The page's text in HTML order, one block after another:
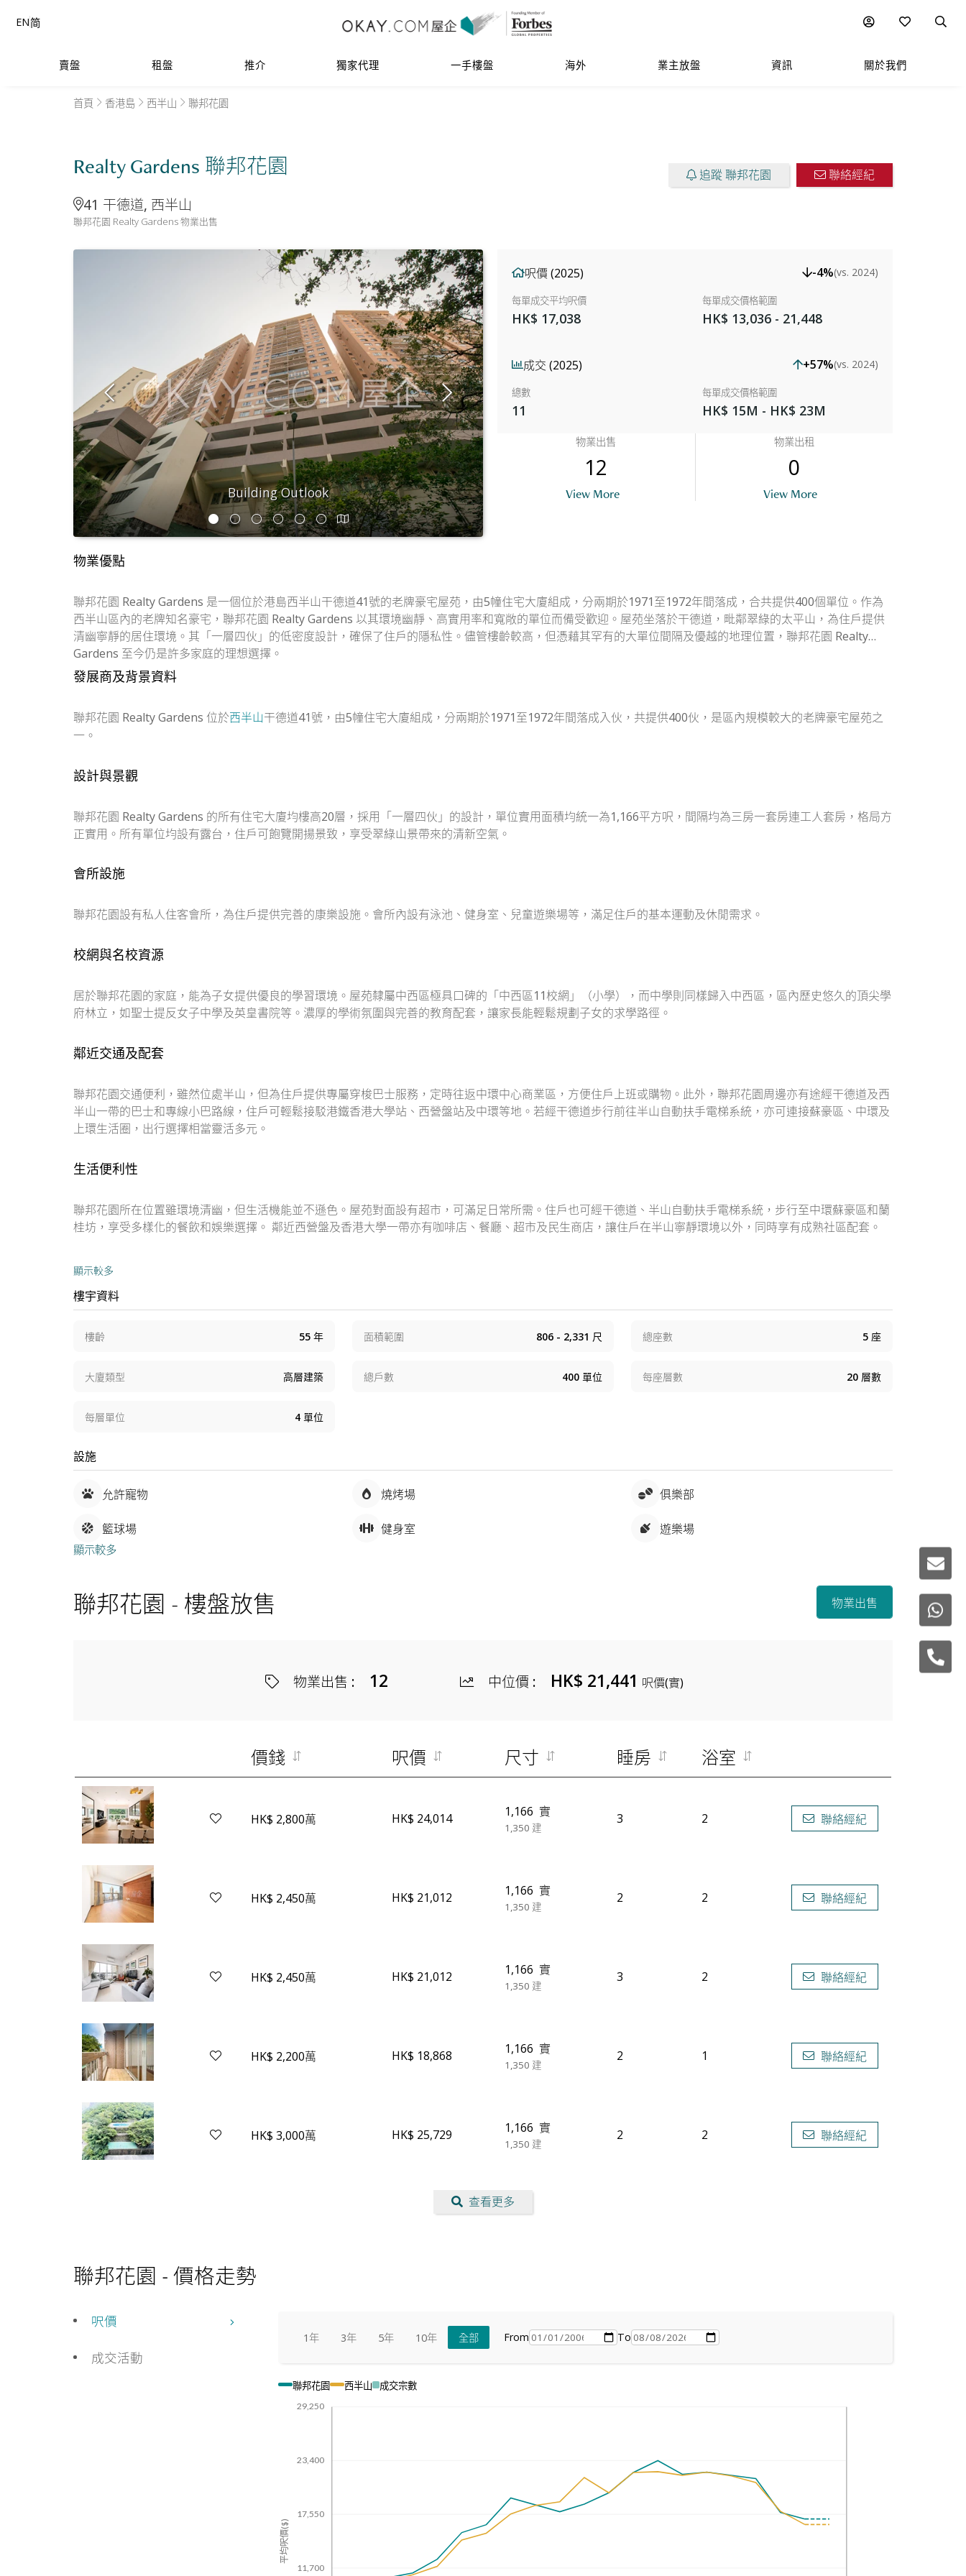
賣盤 租盤 推介 獨家代理 一手樓盤 海外 業主放盤 資訊 關於我們
EN简 附近熱門項目
首頁 香港島 西半山 聯邦花園
Realty Gardens 聯邦花園
41 干德道, 西半山
追蹤 聯邦花園 聯絡經紀
聯邦花園 Realty Gardens 物業出售
Building Outlook
呎價 (2025) -4%(vs. 2024)
每單成交平均呎價
HK$ 17,038
每單成交價格範圍
HK$ 13,036 - 21,448
成交 (2025) +57%(vs. 2024)
總數
11
每單成交價格範圍
HK$ 15M - HK$ 23M
物業出售
12
View More
物業出租
0
View More
物業優點
聯邦花園 Realty Gardens 是一個位於港島西半山干德道41號的老牌豪宅屋苑，由5幢住宅大廈組成，分兩期於1971至1972年間落成，合共提供400個單位。作為
西半山區內的老牌知名豪宅，聯邦花園 Realty Gardens 以其環境幽靜、高實用率和寬敞的單位而備受歡迎。屋苑坐落於干德道，毗鄰翠綠的太平山，為住戶提供
清幽寧靜的居住環境。其「一層四伙」的低密度設計，確保了住戶的隱私性。儘管樓齡較高，但憑藉其罕有的大單位間隔及優越的地理位置，聯邦花園 Realty
Gardens 至今仍是許多家庭的理想選擇。
發展商及背景資料
聯邦花園 Realty Gardens 位於西半山干德道41號，由5幢住宅大廈組成，分兩期於1971至1972年間落成入伙，共提供400伙，是區內規模較大的老牌豪宅屋苑之
一。
設計與景觀
聯邦花園 Realty Gardens 的所有住宅大廈均樓高20層，採用「一層四伙」的設計，單位實用面積均統一為1,166平方呎，間隔均為三房一套房連工人套房，格局方
正實用。所有單位均設有露台，住戶可飽覽開揚景致，享受翠綠山景帶來的清新空氣。
會所設施
聯邦花園設有私人住客會所，為住戶提供完善的康樂設施。會所內設有泳池、健身室、兒童遊樂場等，滿足住戶的基本運動及休閒需求。
校網與名校資源
居於聯邦花園的家庭，能為子女提供優良的學習環境。屋苑隸屬中西區極具口碑的「中西區11校網」（小學），而中學則同樣歸入中西區，區內歷史悠久的頂尖學
府林立，如聖士提反女子中學及英皇書院等。濃厚的學術氛圍與完善的教育配套，讓家長能輕鬆規劃子女的求學路徑。
鄰近交通及配套
聯邦花園交通便利，雖然位處半山，但為住戶提供專屬穿梭巴士服務，定時往返中環中心商業區，方便住戶上班或購物。此外，聯邦花園周邊亦有途經干德道及西
半山一帶的巴士和專線小巴路線，住戶可輕鬆接駁港鐵香港大學站、西營盤站及中環等地。若經干德道步行前往半山自動扶手電梯系統，亦可連接蘇豪區、中環及
上環生活圈，出行選擇相當靈活多元。
生活便利性
聯邦花園所在位置雖環境清幽，但生活機能並不遜色。屋苑對面設有超市，可滿足日常所需。住戶也可經干德道、半山自動扶手電梯系統，步行至中環蘇豪區和蘭
桂坊，享受多樣化的餐飲和娛樂選擇。 鄰近西營盤及香港大學一帶亦有咖啡店、餐廳、超市及民生商店，讓住戶在半山寧靜環境以外，同時享有成熟社區配套。
顯示較多
樓宇資料
樓齡 55 年 面積範圍 806 - 2,331 尺 總座數 5 座
大廈類型 高層建築 總戶數 400 單位 每座層數 20 層數
每層單位 4 單位
設施
允許寵物 燒烤場 俱樂部
籃球場 健身室 遊樂場
顯示較多
聯邦花園 - 樓盤放售 物業出售
物業出售 : 12 中位價 : HK$ 21,441 呎價(實)
價錢 呎價 尺寸 睡房 浴室
HK$ 2,800萬 HK$ 24,014 1,166 實
1,350 建
3 2 聯絡經紀
HK$ 2,450萬 HK$ 21,012 1,166 實
1,350 建
2 2 聯絡經紀
HK$ 2,450萬 HK$ 21,012 1,166 實
1,350 建
3 2 聯絡經紀
HK$ 2,200萬 HK$ 18,868 1,166 實
1,350 建
2 1 聯絡經紀
HK$ 3,000萬 HK$ 25,729 1,166 實
1,350 建
2 2 聯絡經紀
查看更多
聯邦花園 - 價格走勢
呎價
成交活動
1年 3年 5年 10年 全部 From To
聯邦花園 西半山 成交宗數
29,250
23,400
17,550
11,700
平均呎價($)